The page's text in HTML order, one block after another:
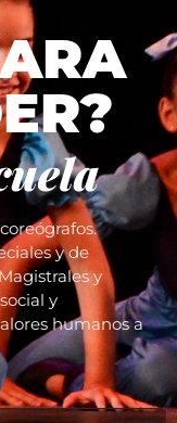
y de
y
y
humanos a